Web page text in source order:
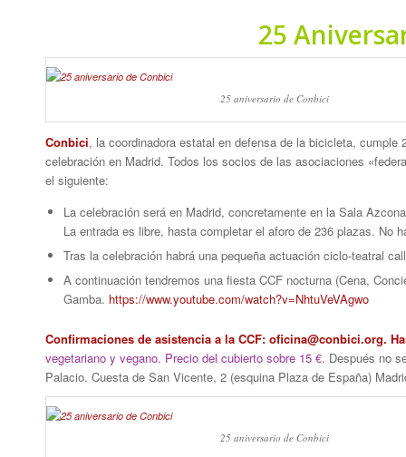
25
25 aniversario de Conbici
Conbici, la coordinadora estatal en defensa de la bicicleta,
celebración en Madrid. Todos los socios de las asociaciones
el siguiente:
La celebración será en Madrid, concretamente en la Sala
La entrada es libre, hasta completar el aforo de 236 plazas. No
Tras la celebración habrá una pequeña actuación ciclo-teatral
A continuación tendremos una fiesta CCF nocturna (Cena,
Gamba. https://www.youtube.com/watch?v=NhtuVeVAgwo
Confirmaciones de asistencia a la CCF: oficina@conbici.org.
vegetariano y vegano. Precio del cubierto sobre 15 €. Después no
Palacio. Cuesta de San Vicente, 2 (esquina Plaza de España)
25 aniversario de Conbici